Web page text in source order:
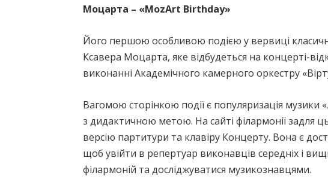
Моцарта – «MozArt Birthday»
Його першою особливою подією у вервиці
Ксавера Моцарта, яке відбудеться на концерті-
виконанні Академічного камерного оркестру
Вагомою сторінкою події є популяризація
з дидактичною метою. На сайті філармонії задля
версію партитури та клавіру Концерту. Вона є
щоб увійти в репертуар виконавців середніх і
філармоній та досліджуватися музикознавцями.